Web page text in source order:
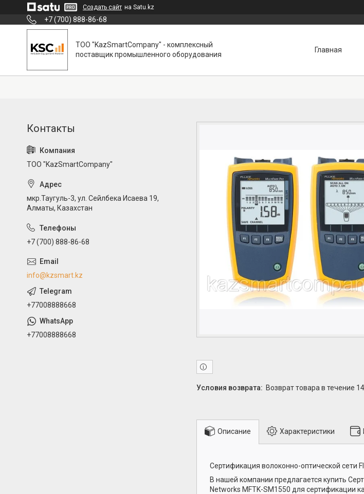
Создать сайт на Satu.kz
+7 (700) 888-86-68
ТОО "KazSmartCompany" - комплексный
поставщик промышленного оборудования
Главная
возврат товара в течение
Описание Характеристики
Сертификация волоконно-оптической сети
В нашей компании предлагается купить
Networks MFTK-SM1550 для сертификации
ТОО "KazSmartCompany"
мкр.Таугуль-3, ул. Сейлбека Исаева 19,
Алматы, Казахстан
+7 (700) 888-86-68
info@kzsmart.kz
+77008888668
+77008888668